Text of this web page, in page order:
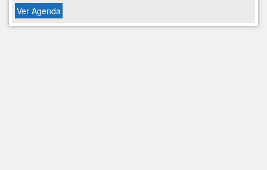
Ver Agenda